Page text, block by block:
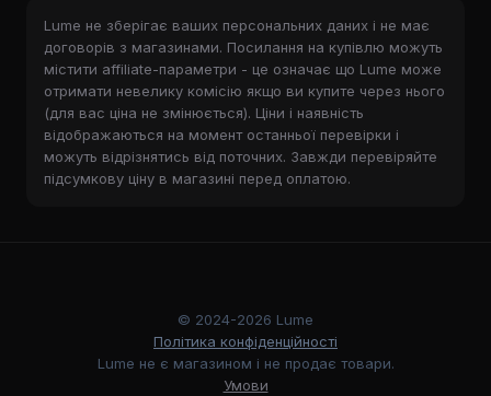
Lume не зберігає ваших персональних даних і не має
договорів з магазинами. Посилання на купівлю можуть
містити affiliate-параметри - це означає що Lume може
отримати невелику комісію якщо ви купите через нього
(для вас ціна не змінюється). Ціни і наявність
відображаються на момент останньої перевірки і
можуть відрізнятись від поточних. Завжди перевіряйте
підсумкову ціну в магазині перед оплатою.
© 2024-2026 Lume
Політика конфіденційності
Lume не є магазином і не продає товари.
Умови